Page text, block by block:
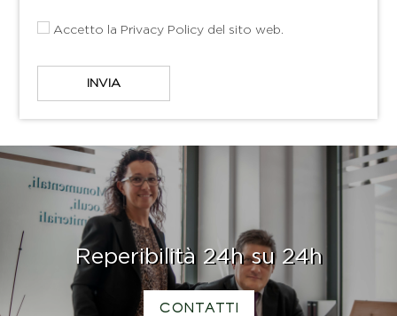
Accetto la Privacy Policy del sito web.
Reperibilità 24h su 24h
CONTATTI